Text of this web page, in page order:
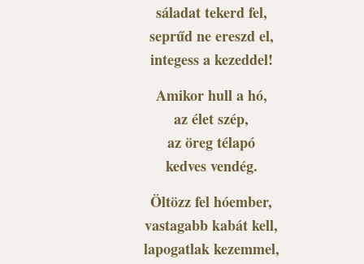
sáladat tekerd fel,
seprűd ne ereszd el,
integess a kezeddel!
Amikor hull a hó,
az élet szép,
az öreg télapó
kedves vendég.
Öltözz fel hóember,
vastagabb kabát kell,
lapogatlak kezemmel,